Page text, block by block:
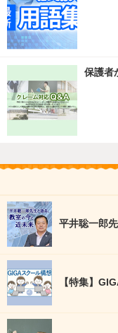
保護者
平井聡一郎
【特集】